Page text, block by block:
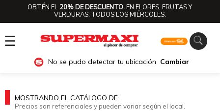
OBTÉN EL 20% DE DESCUENTO.EN FLORES, FRUTAS Y
VERDURAS, TODOS LOS MIÉRCOLES.
☰
No se pudo detectar tu ubicación Cambiar
MOSTRANDO EL CATÁLOGO DE:
Precios son referenciales y pueden variar según el local.